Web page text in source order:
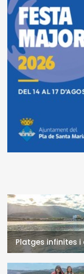
Platges infinites